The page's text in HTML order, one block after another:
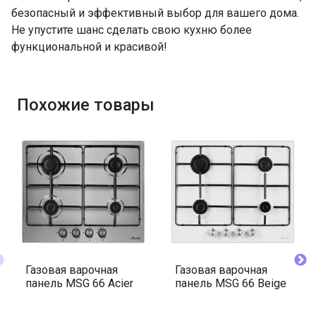
безопасный и эффективный выбор для вашего дома.
Не упустите шанс сделать свою кухню более
функциональной и красивой!
Похожие товары
Газовая варочная
панель MSG 66 Acier
Газовая варочная
панель MSG 66 Beige